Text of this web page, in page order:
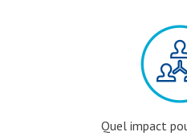
Quel impact